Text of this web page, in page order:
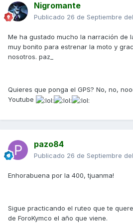
Nigromante
Publicado 26 de Septiembre
Me ha gustado mucho la narración de
muy bonito para estrenar la moto y
nosotros. paz_
Quieres que ponga el GPS? No, no,
Youtube
pazo84
Publicado 26 de Septiembre
Enhorabuena por la 400, tjuanma!
Sigue practicando el ruteo que te
de ForoKymco el año que viene.